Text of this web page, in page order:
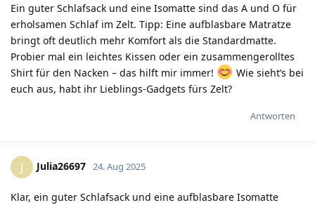
Ein guter Schlafsack und eine Isomatte sind das A und O für
erholsamen Schlaf im Zelt. Tipp: Eine aufblasbare Matratze
bringt oft deutlich mehr Komfort als die Standardmatte.
Probier mal ein leichtes Kissen oder ein zusammengerolltes
Shirt für den Nacken – das hilft mir immer!
Wie sieht’s bei
euch aus, habt ihr Lieblings-Gadgets fürs Zelt?
Antworten
J Julia26697 24. Aug 2025
Klar, ein guter Schlafsack und eine aufblasbare Isomatte